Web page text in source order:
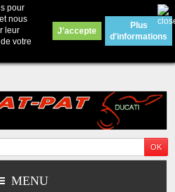
Contactez-nous
: merci d'envoyer un mail
sur ducatpat25@gmail.com
MENU
pour
nous
leur
votre
J'accepte
Plus
d'informations